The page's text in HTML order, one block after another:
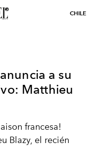
CHILE
a su
Matthieu
francesa!
Blazy, el recién